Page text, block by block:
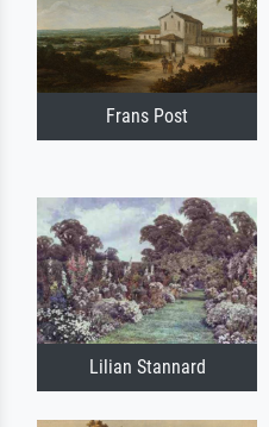
Frans Post
Lilian Stannard